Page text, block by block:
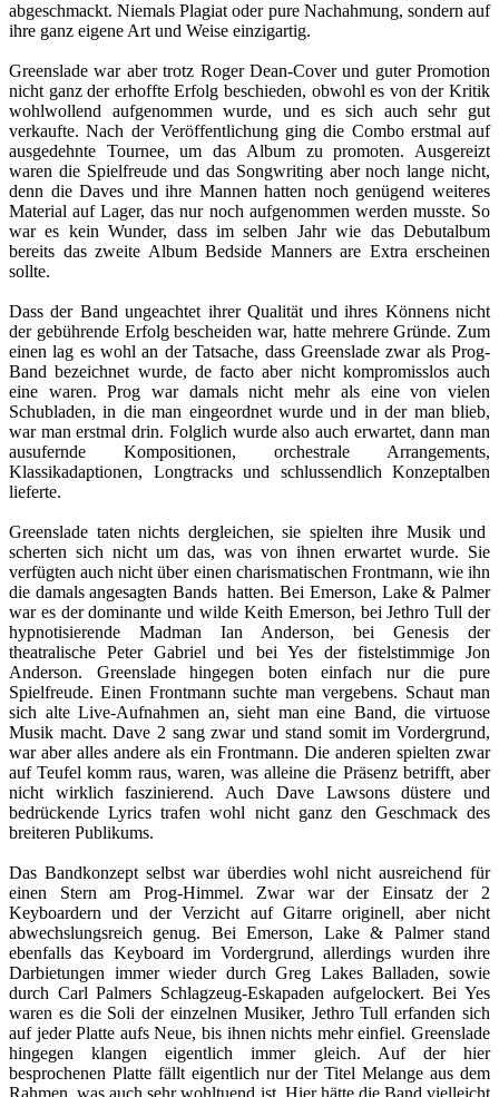
abgeschmackt. Niemals Plagiat oder pure Nachahmung, sondern auf
ihre ganz eigene Art und Weise einzigartig.
Greenslade war aber trotz Roger Dean-Cover und guter Promotion
nicht ganz der erhoffte Erfolg beschieden, obwohl es von der Kritik
wohlwollend aufgenommen wurde, und es sich auch sehr gut
verkaufte. Nach der Veröffentlichung ging die Combo erstmal auf
ausgedehnte Tournee, um das Album zu promoten. Ausgereizt
waren die Spielfreude und das Songwriting aber noch lange nicht,
denn die Daves und ihre Mannen hatten noch genügend weiteres
Material auf Lager, das nur noch aufgenommen werden musste. So
war es kein Wunder, dass im selben Jahr wie das Debutalbum
bereits das zweite Album Bedside Manners are Extra erscheinen
sollte.
Dass der Band ungeachtet ihrer Qualität und ihres Könnens nicht
der gebührende Erfolg bescheiden war, hatte mehrere Gründe. Zum
einen lag es wohl an der Tatsache, dass Greenslade zwar als Prog-
Band bezeichnet wurde, de facto aber nicht kompromisslos auch
eine waren. Prog war damals nicht mehr als eine von vielen
Schubladen, in die man eingeordnet wurde und in der man blieb,
war man erstmal drin. Folglich wurde also auch erwartet, dann man
ausufernde Kompositionen, orchestrale Arrangements,
Klassikadaptionen, Longtracks und schlussendlich Konzeptalben
lieferte.
Greenslade taten nichts dergleichen, sie spielten ihre Musik und
scherten sich nicht um das, was von ihnen erwartet wurde. Sie
verfügten auch nicht über einen charismatischen Frontmann, wie ihn
die damals angesagten Bands hatten. Bei Emerson, Lake & Palmer
war es der dominante und wilde Keith Emerson, bei Jethro Tull der
hypnotisierende Madman Ian Anderson, bei Genesis der
theatralische Peter Gabriel und bei Yes der fistelstimmige Jon
Anderson. Greenslade hingegen boten einfach nur die pure
Spielfreude. Einen Frontmann suchte man vergebens. Schaut man
sich alte Live-Aufnahmen an, sieht man eine Band, die virtuose
Musik macht. Dave 2 sang zwar und stand somit im Vordergrund,
war aber alles andere als ein Frontmann. Die anderen spielten zwar
auf Teufel komm raus, waren, was alleine die Präsenz betrifft, aber
nicht wirklich faszinierend. Auch Dave Lawsons düstere und
bedrückende Lyrics trafen wohl nicht ganz den Geschmack des
breiteren Publikums.
Das Bandkonzept selbst war überdies wohl nicht ausreichend für
einen Stern am Prog-Himmel. Zwar war der Einsatz der 2
Keyboardern und der Verzicht auf Gitarre originell, aber nicht
abwechslungsreich genug. Bei Emerson, Lake & Palmer stand
ebenfalls das Keyboard im Vordergrund, allerdings wurden ihre
Darbietungen immer wieder durch Greg Lakes Balladen, sowie
durch Carl Palmers Schlagzeug-Eskapaden aufgelockert. Bei Yes
waren es die Soli der einzelnen Musiker, Jethro Tull erfanden sich
auf jeder Platte aufs Neue, bis ihnen nichts mehr einfiel. Greenslade
hingegen klangen eigentlich immer gleich. Auf der hier
besprochenen Platte fällt eigentlich nur der Titel Melange aus dem
Rahmen, was auch sehr wohltuend ist. Hier hätte die Band vielleicht